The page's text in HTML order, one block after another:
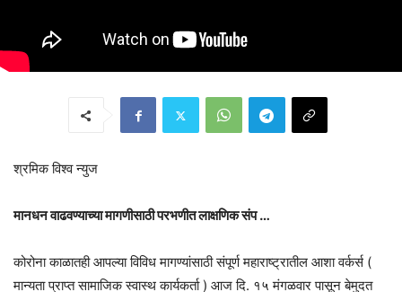
श्रमिक विश्व न्युज
मानधन वाढवण्याच्या मागणीसाठी परभणीत लाक्षणिक संप …
कोरोना काळातही आपल्या विविध मागण्यांसाठी संपूर्ण महाराष्ट्रातील आशा वर्कर्स (
मान्यता प्राप्त सामाजिक स्वास्थ कार्यकर्ता ) आज दि. १५ मंगळवार पासून बेमुदत